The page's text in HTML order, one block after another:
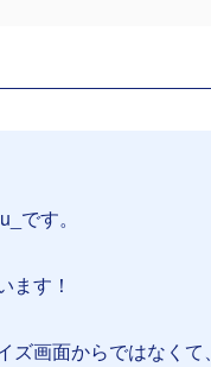
です。
ます！
画面からではなくて、